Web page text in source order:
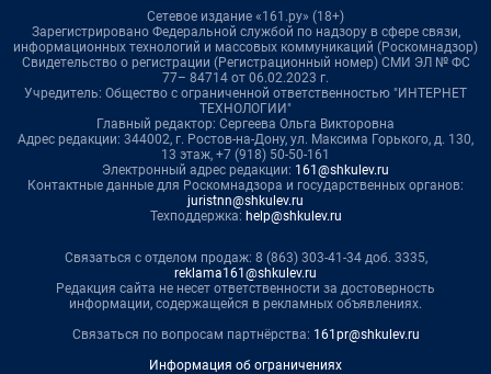
Сетевое издание «161.ру» (18+)
Зарегистрировано Федеральной службой по надзору в сфере связи,
информационных технологий и массовых коммуникаций (Роскомнадзор)
Свидетельство о регистрации (Регистрационный номер) СМИ ЭЛ № ФС
77– 84714 от 06.02.2023 г.
Учредитель: Общество с ограниченной ответственностью "ИНТЕРНЕТ
ТЕХНОЛОГИИ"
Главный редактор: Сергеева Ольга Викторовна
Адрес редакции: 344002, г. Ростов-на-Дону, ул. Максима Горького, д. 130,
13 этаж, +7 (918) 50-50-161
Электронный адрес редакции: 161@shkulev.ru
Контактные данные для Роскомнадзора и государственных органов:
juristnn@shkulev.ru
Техподдержка: help@shkulev.ru
Связаться с отделом продаж: 8 (863) 303-41-34 доб. 3335,
reklama161@shkulev.ru
Редакция сайта не несет ответственности за достоверность
информации, содержащейся в рекламных объявлениях.
Связаться по вопросам партнёрства: 161pr@shkulev.ru
Информация об ограничениях